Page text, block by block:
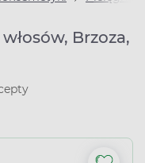
Brzoza,